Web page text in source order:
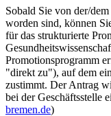
Sobald Sie von der/
worden sind, können
für das strukturierte
Promotionsprogramm
"direkt zu"), auf dem
zustimmt. Der Antrag
bei der Geschäftsstelle
bremen.de)